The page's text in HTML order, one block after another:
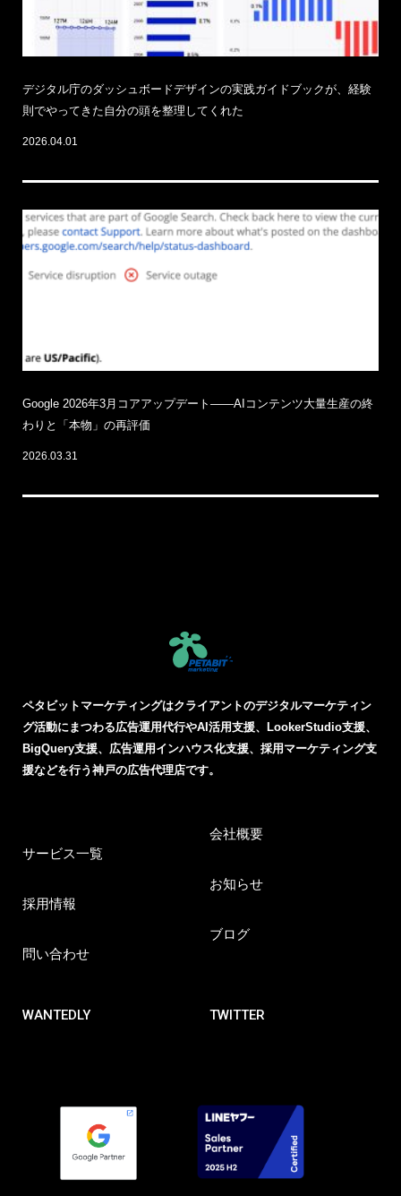
デジタル庁のダッシュボードデザインの実践ガイドブックが、経験
則でやってきた自分の頭を整理してくれた
2026.04.01
Google 2026年3月コアアップデート——AIコンテンツ大量生産の終
わりと「本物」の再評価
2026.03.31
サービス一覧
採用情報
問い合わせ
会社概要
お知らせ
ブログ
WANTEDLY TWITTER
ペタビットマーケティングはクライアントのデジタルマーケティン
グ活動にまつわる広告運用代行やAI活用支援、LookerStudio支援、
BigQuery支援、広告運用インハウス化支援、採用マーケティング支
援などを行う神戸の広告代理店です。